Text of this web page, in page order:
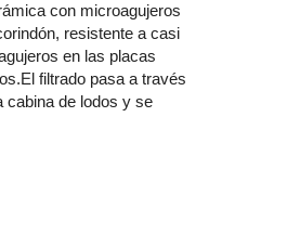
con microagujeros
resistente a casi
en las placas
filtrado pasa a través
cabina de lodos y se